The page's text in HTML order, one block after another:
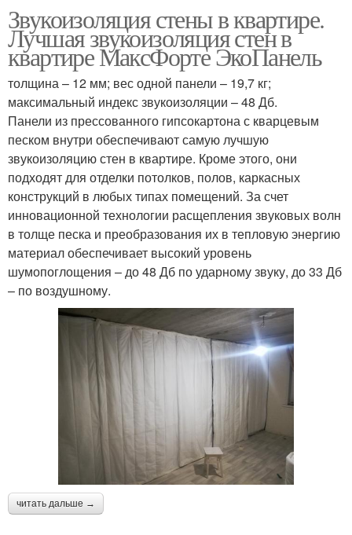
Звукоизоляция стены в квартире.
Лучшая звукоизоляция стен в
квартире МаксФорте ЭкоПанель
толщина – 12 мм; вес одной панели – 19,7 кг;
максимальный индекс звукоизоляции – 48 Дб.
Панели из прессованного гипсокартона с кварцевым
песком внутри обеспечивают самую лучшую
звукоизоляцию стен в квартире. Кроме этого, они
подходят для отделки потолков, полов, каркасных
конструкций в любых типах помещений. За счет
инновационной технологии расщепления звуковых волн
в толще песка и преобразования их в тепловую энергию
материал обеспечивает высокий уровень
шумопоглощения – до 48 Дб по ударному звуку, до 33 Дб
– по воздушному.
читать дальше →